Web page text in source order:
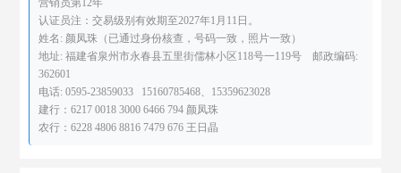
营销员第12年
认证员注：交易级别有效期至2027年1月11日。
姓名: 颜凤珠（已通过身份核查，号码一致，照片一致）
地址: 福建省泉州市永春县五里街儒林小区118号一119号 邮政编码:
362601
电话: 0595-23859033 15160785468、15359623028
建行：6217 0018 3000 6466 794 颜凤珠
农行：6228 4806 8816 7479 676 王日晶